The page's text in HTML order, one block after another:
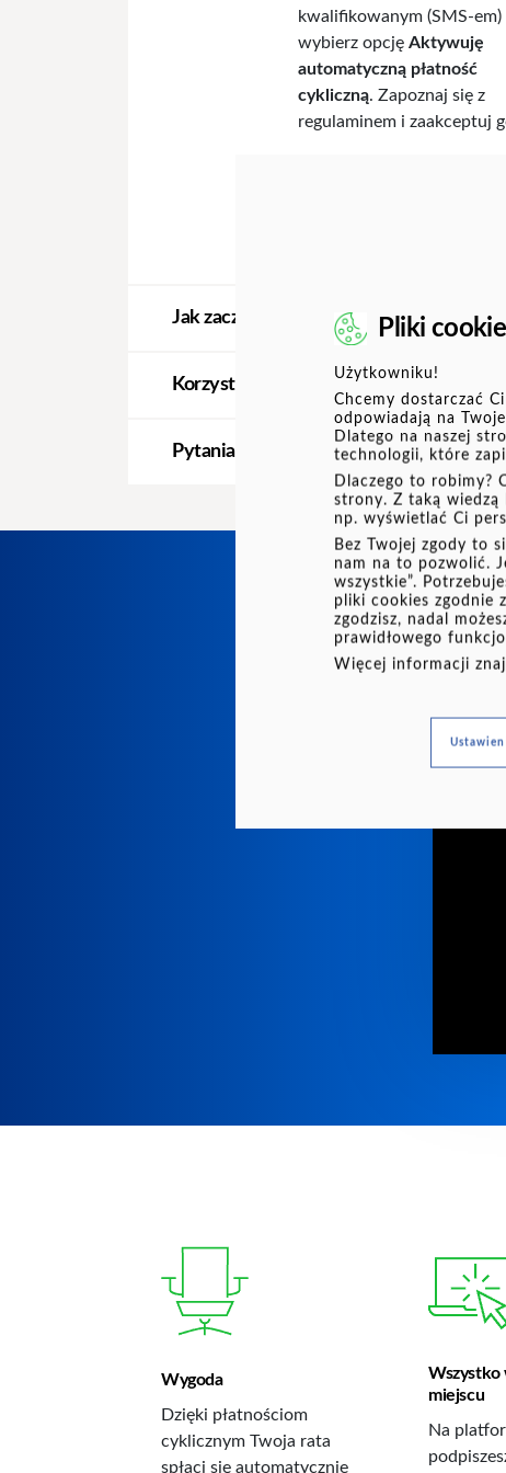
kwalifikowanym (SMS-em)
wybierz opcjęAktywuję
automatyczną płatność
cykliczną. Zapoznaj się z
regulaminem i zaakceptuj
Jak zacząć płacić?
Korzystaj z automatycznej płatności
Pytania i odpowiedzi
Wygoda
Dzięki płatnościom
cyklicznym Twoja rata
spłaci się automatycznie
Wszystko
miejscu
Na
Pliki
Użytkowniku!
Chcemy dostarczać
odpowiadają na
Dlatego na naszej
technologii, które
Dlaczego to robimy?
strony. Z taką wiedzą
np. wyświetlać Ci
Bez Twojej zgody to
nam na to pozwolić.
wszystkie”.
pliki cookies zgodnie
zgodzisz, nadal
prawidłowego
Więcej informacji